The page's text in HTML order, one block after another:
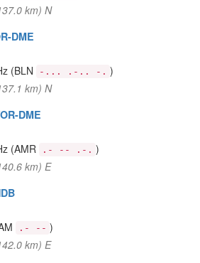
km) N
DME
(BLN -... .-.. -. )
km) N
DME
(AMR .- -- .-. )
km) E
.- -- )
km) E